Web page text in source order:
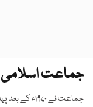
جماعت
جماعت نے